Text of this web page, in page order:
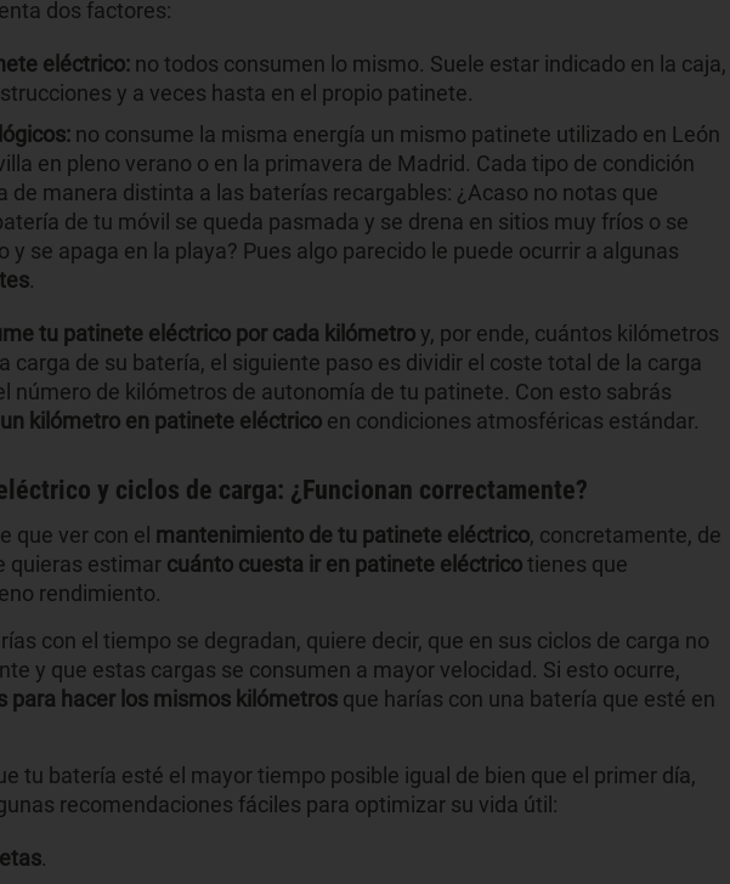
dos factores:
eléctrico: no todos consumen lo mismo. Suele estar indicado en la caja,
y a veces hasta en el propio patinete.
no consume la misma energía un mismo patinete utilizado en León
en pleno verano o en la primavera de Madrid. Cada tipo de condición
de manera distinta a las baterías recargables: ¿Acaso no notas que
de tu móvil se queda pasmada y se drena en sitios muy fríos o se
y se apaga en la playa? Pues algo parecido le puede ocurrir a algunas
.
tu patinete eléctrico por cada kilómetroy, por ende, cuántos kilómetros
carga de su batería, el siguiente paso es dividir el coste total de la carga
número de kilómetros de autonomía de tu patinete. Con esto sabrás
kilómetro en patinete eléctrico en condiciones atmosféricas estándar.
y ciclos de carga: ¿Funcionan correctamente?
que ver con el mantenimiento de tu patinete eléctrico, concretamente, de
quieras estimar cuánto cuesta ir en patinete eléctricotienes que
rendimiento.
con el tiempo se degradan, quiere decir, que en sus ciclos de carga no
y que estas cargas se consumen a mayor velocidad. Si esto ocurre,
para hacer los mismos kilómetros que harías con una batería que esté en
tu batería esté el mayor tiempo posible igual de bien que el primer día,
recomendaciones fáciles para optimizar su vida útil:
.